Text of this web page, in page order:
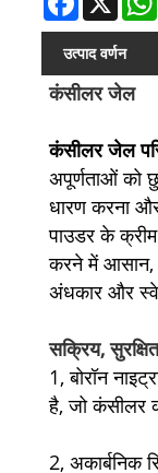
उत्पाद वर्णन
कंसीलर जेल
कंसीलर जेल
अपूर्णताओं को
धारण करना
पाउडर के
करने में आसान,
अंधकार और
सक्रिय,
1, बोरॉन
है, जो कंसीलर
2, अकार्बनिक